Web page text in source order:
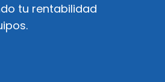
tu rentabilidad